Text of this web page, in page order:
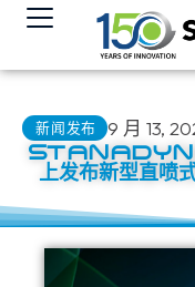
新闻发布 9 月 13,
上发布新型直喷